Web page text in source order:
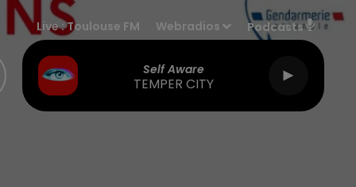
Live :Toulouse FM Webradios Podcasts
Self Aware
TEMPER CITY